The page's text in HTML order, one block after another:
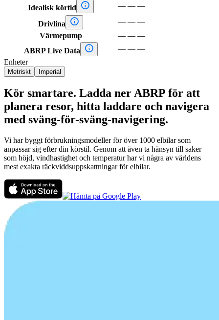
Idealisk körtid  — — —
Drivlina  — — —
Värmepump
— — —
ABRP Live Data
 — — —
Enheter
Metriskt Imperial
Kör smartare. Ladda ner ABRP för att
planera resor, hitta laddare och navigera
med sväng-för-sväng-navigering.
Vi har byggt förbrukningsmodeller för över 1000 elbilar som
anpassar sig efter din körstil. Genom att även ta hänsyn till saker
som höjd, vindhastighet och temperatur har vi några av världens
mest exakta räckviddsuppskattningar för elbilar.